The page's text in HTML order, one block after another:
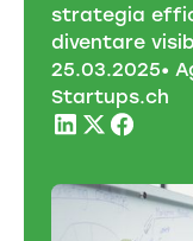
strategia
diventare
25.03.2025•
Startups.ch